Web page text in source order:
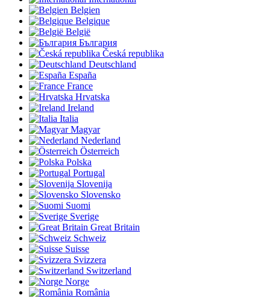
Belgien
Belgique
België
България
Česká republika
Deutschland
España
France
Hrvatska
Ireland
Italia
Magyar
Nederland
Österreich
Polska
Portugal
Slovenija
Slovensko
Suomi
Sverige
Great Britain
Schweiz
Suisse
Svizzera
Switzerland
Norge
România